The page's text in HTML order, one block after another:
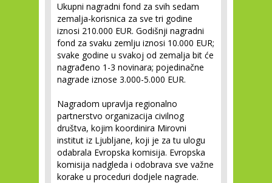
Ukupni nagradni fond za svih sedam
zemalja-korisnica za sve tri godine
iznosi 210.000 EUR. Godišnji nagradni
fond za svaku zemlju iznosi 10.000 EUR;
svake godine u svakoj od zemalja bit će
nagrađeno 1-3 novinara; pojedinačne
nagrade iznose 3.000-5.000 EUR.
Nagradom upravlja regionalno
partnerstvo organizacija civilnog
društva, kojim koordinira Mirovni
institut iz Ljubljane, koji je za tu ulogu
odabrala Evropska komisija. Evropska
komisija nadgleda i odobrava sve važne
korake u proceduri dodjele nagrade.